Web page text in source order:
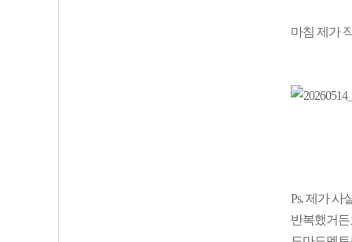
마침 제가
Ps. 제가 사
반복했거